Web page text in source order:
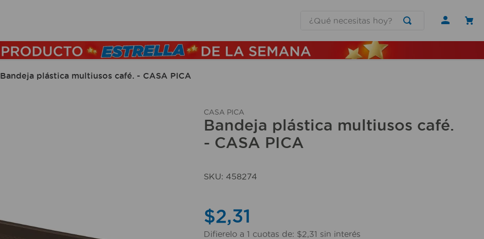
Bandeja plástica multiusos café. - CASA PICA
CASA PICA
Bandeja plástica multiusos café.
- CASA PICA
SKU: 458274
$2,31
Difierelo a 1 cuotas de: $2,31 sin interés
TÉRMINOS MÁS BUSCADOS
1.
lamparas
2.
ducha